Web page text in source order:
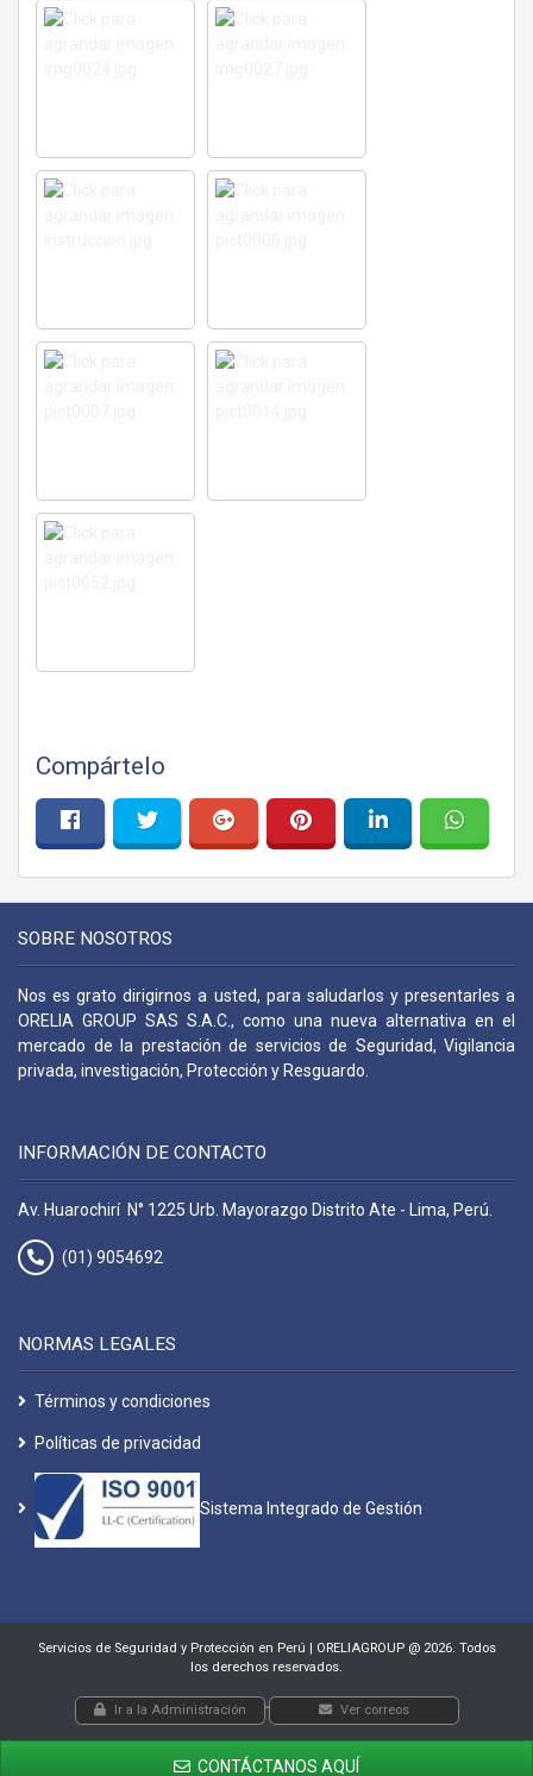
Compártelo
SOBRE NOSOTROS
Nos es grato dirigirnos a usted, para saludarlos y presentarles a
ORELIA GROUP SAS S.A.C., como una nueva alternativa en el
mercado de la prestación de servicios de Seguridad, Vigilancia
privada, investigación, Protección y Resguardo.
INFORMACIÓN DE CONTACTO
Av. Huarochirí N° 1225 Urb. Mayorazgo Distrito Ate - Lima, Perú.
(01) 9054692
NORMAS LEGALES
Términos y condiciones
Políticas de privacidad
Sistema Integrado de Gestión
Servicios de Seguridad y Protección en Perú | ORELIAGROUP @ 2026. Todos
los derechos reservados.
Ir a la Administración - Ver correos
CONTÁCTANOS AQUÍ